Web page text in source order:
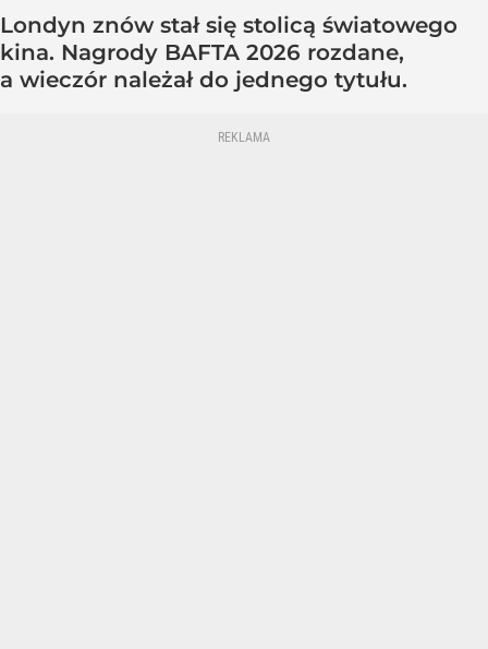
Londyn znów stał się stolicą światowego
kina. Nagrody BAFTA 2026 rozdane,
a wieczór należał do jednego tytułu.